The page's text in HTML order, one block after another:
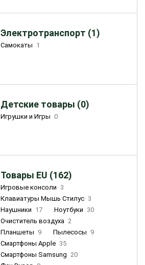
Электротранспорт (1)
Самокаты 1
Детские товары (0)
Игрушки и Игры 0
Товары EU (162)
Игровые консоли 3
Клавиатуры Мышь Стилус 3
Наушники 17 Ноутбуки 30
Очиститель воздуха 2
Планшеты 9 Пылесосы 9
Смартфоны Apple 35
Смартфоны Samsung 20